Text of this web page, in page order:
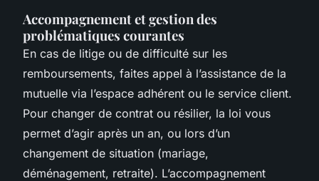
Accompagnement et gestion des
problématiques courantes
En cas de litige ou de difficulté sur les
remboursements, faites appel à l’assistance de la
mutuelle via l’espace adhérent ou le service client.
Pour changer de contrat ou résilier, la loi vous
permet d’agir après un an, ou lors d’un
changement de situation (mariage,
déménagement, retraite). L’accompagnement